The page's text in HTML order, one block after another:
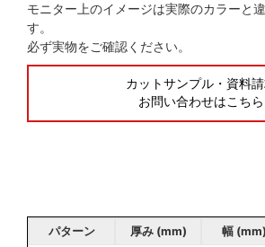
モニター上のイメージは実際のカラーと
す。
必ず実物をご確認ください。
カットサンプル・資料
お問い合わせはこちら
パターン 厚み (mm) 幅 (mm)